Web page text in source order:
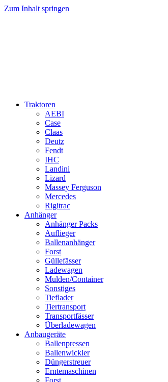
Zum Inhalt springen
Traktoren
AEBI
Case
Claas
Deutz
Fendt
IHC
Landini
Lizard
Massey Ferguson
Mercedes
Rigitrac
Anhänger
Anhänger Packs
Auflieger
Ballenanhänger
Forst
Güllefässer
Ladewagen
Mulden/Container
Sonstiges
Tieflader
Tiertransport
Transportfässer
Überladewagen
Anbaugeräte
Ballenpressen
Ballenwickler
Düngerstreuer
Erntemaschinen
Forst